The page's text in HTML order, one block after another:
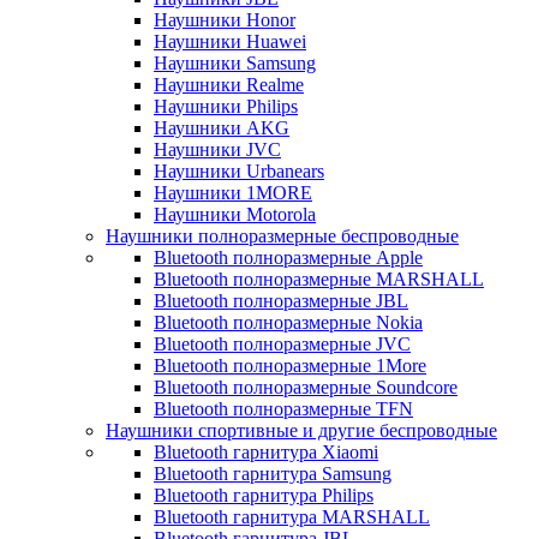
Наушники Honor
Наушники Huawei
Наушники Samsung
Наушники Realme
Наушники Philips
Наушники AKG
Наушники JVC
Наушники Urbanears
Наушники 1MORE
Наушники Motorola
Наушники полноразмерные беспроводные
Bluetooth полноразмерные Apple
Bluetooth полноразмерные MARSHALL
Bluetooth полноразмерные JBL
Bluetooth полноразмерные Nokia
Bluetooth полноразмерные JVC
Bluetooth полноразмерные 1More
Bluetooth полноразмерные Soundcore
Bluetooth полноразмерные TFN
Наушники спортивные и другие беспроводные
Bluetooth гарнитура Xiaomi
Bluetooth гарнитура Samsung
Bluetooth гарнитура Philips
Bluetooth гарнитура MARSHALL